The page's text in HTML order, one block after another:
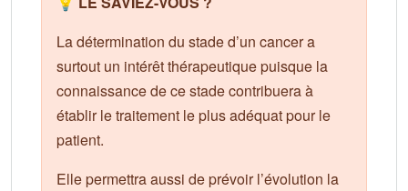
La détermination du stade d’un cancer a
surtout un intérêt thérapeutique puisque la
connaissance de ce stade contribuera à
établir le traitement le plus adéquat pour le
patient.
Elle permettra aussi de prévoir l’évolution la